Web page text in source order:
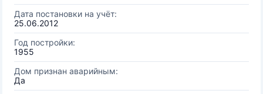
Дата постановки на учёт:
25.06.2012
Год постройки:
1955
Дом признан аварийным:
Да